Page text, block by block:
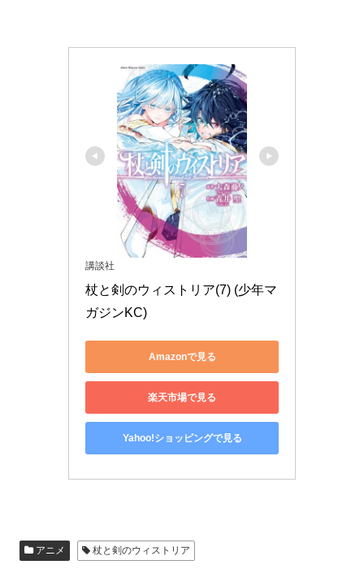
講談社
杖と剣のウィストリア(7) (少年マ
ガジンKC)
Amazonで見る
楽天市場で見る
Yahoo!ショッピングで見る
アニメ 杖と剣のウィストリア